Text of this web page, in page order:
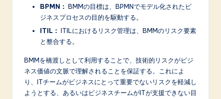
BPMN： BMMの目標は、BPMNでモデル化されたビ
ジネスプロセスの目的を駆動する。
ITIL： ITILにおけるリスク管理は、BMMのリスク要素
と整合する。
BMMを橋渡しとして利用することで、技術的リスクがビジ
ネス価値の文脈で理解されることを保証する。これによ
り、ITチームがビジネスにとって重要でないリスクを軽減し
ようとする、あるいはビジネスチームがITが支援できない目